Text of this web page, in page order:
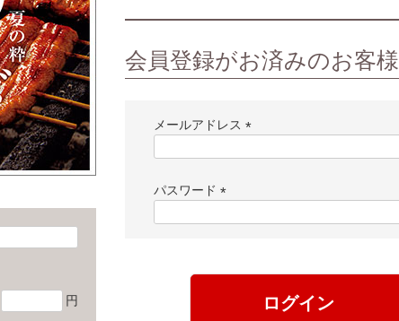
円
会員登録がお済みのお客様
メールアドレス
パスワード
)
ログイン